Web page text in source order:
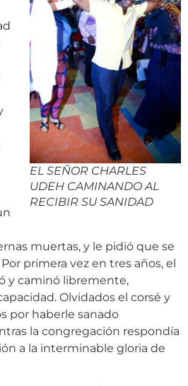
EL SEÑOR CHARLES
UDEH CAMINANDO AL
RECIBIR SU SANIDAD
muertas, y le pidió que se
primera vez en tres años, el
y caminó libremente,
Olvidados el corsé y
por haberle sanado
la congregación respondía
a la interminable gloria de